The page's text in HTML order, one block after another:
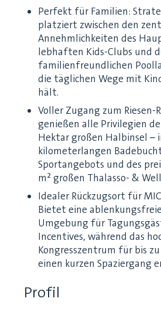
Perfekt für Familien:
platziert zwischen den
Annehmlichkeiten des
lebhaften Kids-Clubs und
familienfreundlichen
die täglichen Wege mit
hält.
Voller Zugang zum Riesen-
genießen alle Privilegien
Hektar großen Halbinsel –
kilometerlangen
Sportangebots und des
m² großen Thalasso- &
Idealer Rückzugsort für
Bietet eine
Umgebung für
Incentives, während das
Kongresszentrum für bis
einen kurzen Spaziergang
Profil